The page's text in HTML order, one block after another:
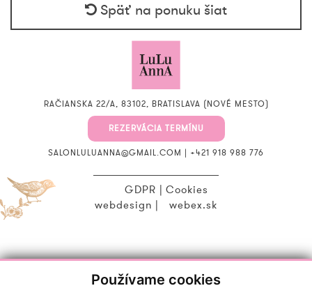
Používame cookies
Späť na ponuku šiat
RAČIANSKA 22/A, 83102, BRATISLAVA (NOVÉ MESTO)
REZERVÁCIA TERMÍNU
SALONLULUANNA@GMAIL.COM | +421 918 988 776
GDPR
Cookies
webdesign
webex.sk